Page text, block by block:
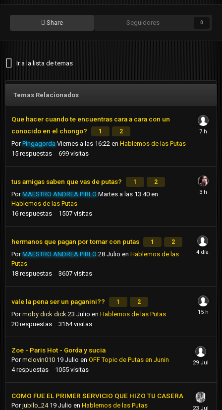
Share Seguidores 0
Ir a la lista de temas
Temas Relacionados
Que hacer cuando te encuentras cara a cara con un
conocido en el chongo?
1 2
PorPingagorda Viernes a las 16:22 en Hablemos de las Putas
15 respuestas 699 visitas
tus amigas saben que vas de putas? 1 2
PorMAESTRO ANDREA PIRLO Martes a las 13:40 en
Hablemos de las Putas
16 respuestas 1507 visitas
hermanos que pagan por tomar con putas 1 2
PorMAESTRO ANDREA PIRLO 28 Julio en Hablemos de las
Putas
18 respuestas 3607 visitas
vale la pena ser un paganini?? 1 2
Pormoby dick dick 23 Julio en Hablemos de las Putas
20 respuestas 3164 visitas
Zoe - Paris Hot - Gorda y sucia
Pormclovin010 19 Julio en OFF Topic de Putas en Junin
4 respuestas 1055 visitas
COMO FUE EL PRIMER SERVICIO QUE HIZO TU CASERA
Porjubilo_24 19 Julio en Hablemos de las Putas